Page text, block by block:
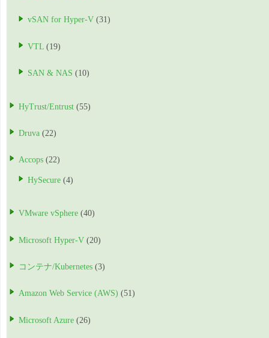
vSAN for Hyper-V (31)
VTL (19)
SAN & NAS (10)
HyTrust/Entrust (55)
Druva (22)
Accops (22)
HySecure (4)
VMware vSphere (40)
Microsoft Hyper-V (20)
コンテナ/Kubernetes (3)
Amazon Web Service (AWS) (51)
Microsoft Azure (26)